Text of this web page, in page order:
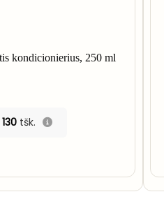
kondicionierius, 250 ml
130tšk.